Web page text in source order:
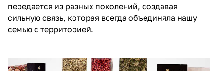
передается из разных поколений, создавая
сильную связь, которая всегда объединяла нашу
семью с территорией.